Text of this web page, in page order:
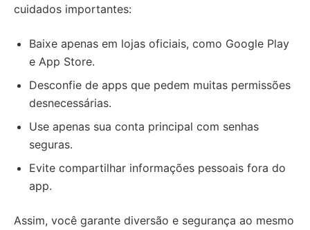
cuidados importantes:
Baixe apenas em lojas oficiais, como Google Play
e App Store.
Desconfie de apps que pedem muitas permissões
desnecessárias.
Use apenas sua conta principal com senhas
seguras.
Evite compartilhar informações pessoais fora do
app.
Assim, você garante diversão e segurança ao mesmo